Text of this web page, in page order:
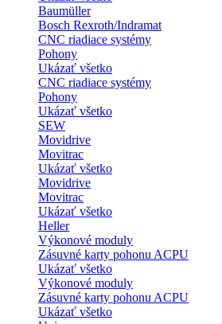
Baumüller
Bosch Rexroth/Indramat
CNC riadiace systémy
Pohony
Ukázať všetko
CNC riadiace systémy
Pohony
Ukázať všetko
SEW
Movidrive
Movitrac
Ukázať všetko
Movidrive
Movitrac
Ukázať všetko
Heller
Výkonové moduly
Zásuvné karty pohonu ACPU
Ukázať všetko
Výkonové moduly
Zásuvné karty pohonu ACPU
Ukázať všetko